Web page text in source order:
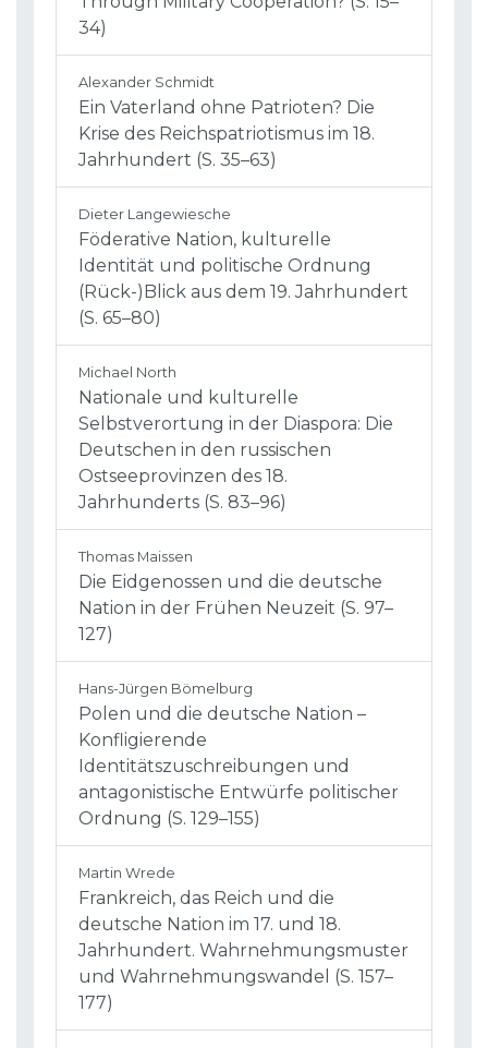
34)
Alexander Schmidt
Ein Vaterland ohne Patrioten? Die
Krise des Reichspatriotismus im 18.
Jahrhundert (S. 35–63)
Dieter Langewiesche
Föderative Nation, kulturelle
Identität und politische Ordnung
(Rück-)Blick aus dem 19. Jahrhundert
(S. 65–80)
Michael North
Nationale und kulturelle
Selbstverortung in der Diaspora: Die
Deutschen in den russischen
Ostseeprovinzen des 18.
Jahrhunderts (S. 83–96)
Thomas Maissen
Die Eidgenossen und die deutsche
Nation in der Frühen Neuzeit (S. 97–
127)
Hans-Jürgen Bömelburg
Polen und die deutsche Nation –
Konfligierende
Identitätszuschreibungen und
antagonistische Entwürfe politischer
Ordnung (S. 129–155)
Martin Wrede
Frankreich, das Reich und die
deutsche Nation im 17. und 18.
Jahrhundert. Wahrnehmungsmuster
und Wahrnehmungswandel (S. 157–
177)